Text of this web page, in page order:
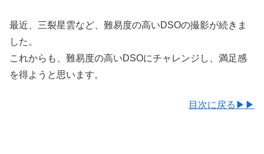
最近、三裂星雲など、難易度の高いDSOの撮影が続きま
した。
これからも、難易度の高いDSOにチャレンジし、満足感
を得ようと思います。
目次に戻る▶▶